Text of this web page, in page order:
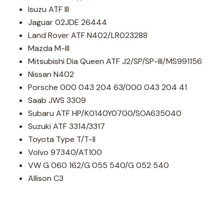
Isuzu ATF III
Jaguar 02JDE 26444
Land Rover ATF N402/LR023288
Mazda M-III
Mitsubishi Dia Queen ATF J2/SP/SP-III/MS991156
Nissan N402
Porsche 000 043 204 63/000 043 204 41
Saab JWS 3309
Subaru ATF HP/K0140Y0700/SOA635040
Suzuki ATF 3314/3317
Toyota Type T/T-II
Volvo 97340/AT100
VW G 060 162/G 055 540/G 052 540
Allison C3